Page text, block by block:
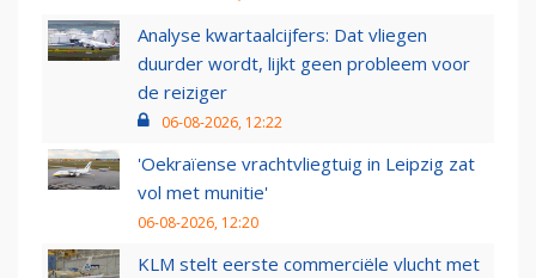
Analyse kwartaalcijfers: Dat vliegen
duurder wordt, lijkt geen probleem voor
de reiziger
06-08-2026, 12:22
'Oekraïense vrachtvliegtuig in Leipzig zat
vol met munitie'
06-08-2026, 12:20
KLM stelt eerste commerciële vlucht met